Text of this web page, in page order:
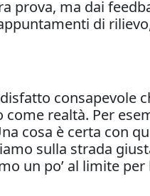
prova, ma dai
di
consapevole
realtà. Per
cosa è certa con
sulla strada
un po’ al limite